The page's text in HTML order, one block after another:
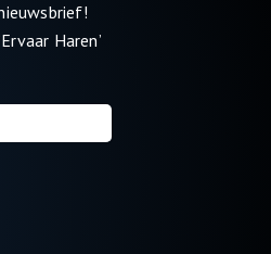
Haren’